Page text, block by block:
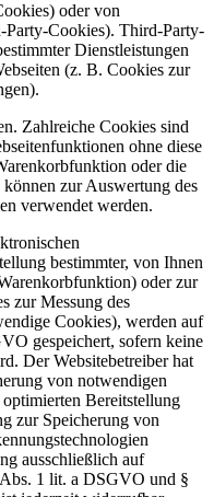
oder von
Party-Cookies). Third-Party-
Dienstleistungen
(z. B. Cookies zur
Zahlreiche Cookies sind
ohne diese
oder die
zur Auswertung des
verwendet werden.
bestimmter, von Ihnen
oder zur
zur Messung des
Cookies), werden auf
gespeichert, sofern keine
Der Websitebetreiber hat
von notwendigen
Bereitstellung
zur Speicherung von
ausschließlich auf
1 lit. a DSGVO und §